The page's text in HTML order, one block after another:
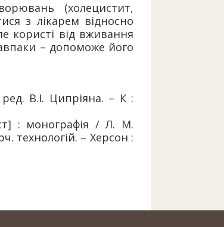
(холецистит,
з лікарем відносно
користі від вживання
– допоможе його
В.І. Ципріяна. – К :
: монографія / Л. М.
технологій. – Херсон :